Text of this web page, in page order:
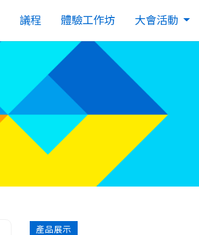
議程 體驗工作坊 大會活動
產品展示